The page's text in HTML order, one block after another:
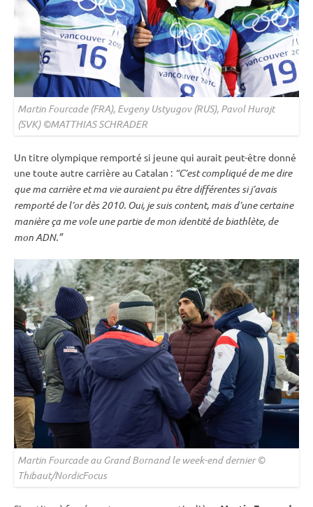
Martin Fourcade (FRA), Evgeny Ustyugov (RUS), Pavol Hurajt
(SVK) ©MATTHIAS SCHRADER
Un titre olympique remporté si jeune qui aurait peut-être donné
une toute autre carrière au Catalan : “C’est compliqué de me dire
que ma carrière et ma vie auraient pu être différentes si j’avais
remporté de l’or dès 2010. Oui, je suis content, mais d’une certaine
manière ça me vole une partie de mon identité de biathlète, de
mon ADN.”
Martin Fourcade au Grand Bornand le week-end dernier ©
Thibaut/NordicFocus